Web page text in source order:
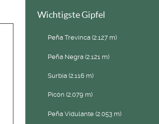
Wichtigste Gipfel
Peña Trevinca (2.127 m)
Peña Negra (2.121 m)
Surbia (2.116 m)
Picón (2.079 m)
Peña Vidulante (2.053 m)